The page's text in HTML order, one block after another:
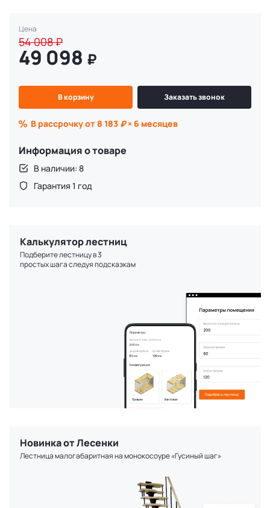
Цена
54 008₽
49 098 ₽
В корзину Заказать звонок
В рассрочку от 8 183 ₽× 6 месяцев
Информация о товаре
В наличии: 8
Гарантия 1 год
Калькулятор лестниц
Подберите лестницу в 3
простых шага следуя подсказкам
Новинка от Лесенки
Лестница малогабаритная на монокосоуре «Гусиный шаг»